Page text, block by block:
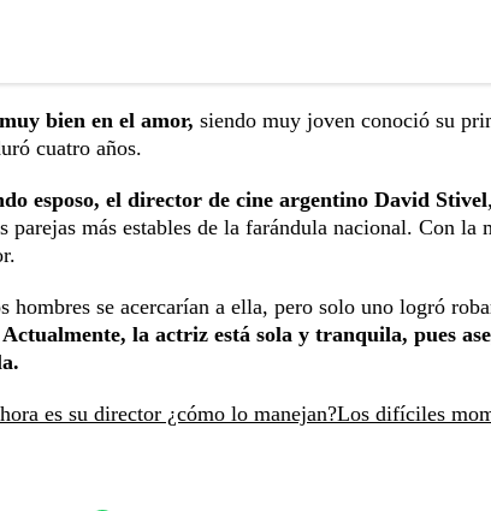
bien en el amor, siendo muy joven conoció su
cuatro años.
esposo, el director de cine argentino David Stivel
parejas más estables de la farándula nacional. Con
hombres se acercarían a ella, pero solo uno logró
Actualmente, la actriz está sola y tranquila, pues
es su director ¿cómo lo manejan?Los difíciles